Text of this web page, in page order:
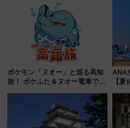
ポケモン「ヌオー」と巡る高知
旅！ ポケふた＆ヌオー電車で楽
路の絶景と絶品グルメを満喫！
（7月18日スタート）
ANA
【
「